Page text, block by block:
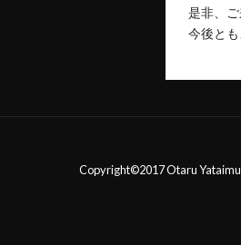
是非、
今後とも
Copyright©2017 Otaru